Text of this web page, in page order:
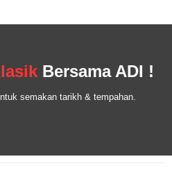
Bersama ADI !
semakan tarikh & tempahan.